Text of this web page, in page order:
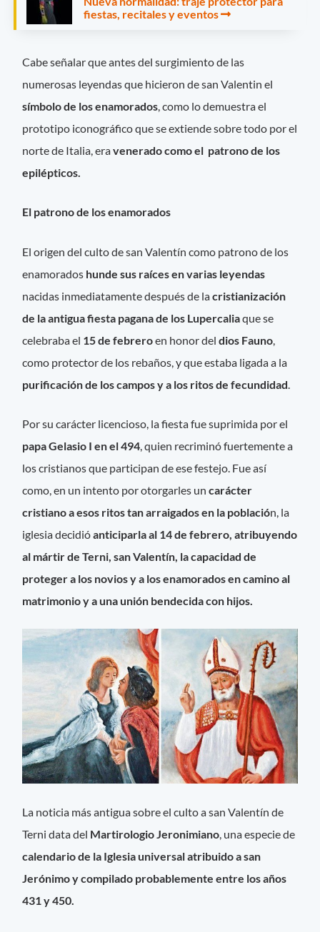
fiestas, recitales y eventos
Cabe señalar que antes del surgimiento de las
numerosas leyendas que hicieron de san Valentin el
símbolo de los enamorados, como lo demuestra el
prototipo iconográfico que se extiende sobre todo por el
norte de Italia, eravenerado como el patrono de los
epilépticos.
El patrono de los enamorados
El origen del culto de san Valentín como patrono de los
enamorados hunde sus raíces en varias leyendas
nacidas inmediatamente después de lacristianización
de la antigua fiesta pagana de los Lupercaliaque se
celebraba el 15 de febreroen honor deldios Fauno
como protector de los rebaños, y que estaba ligada a la
purificación de los campos y a los ritos de fecundidad
Por su carácter licencioso, la fiesta fue suprimida por el
papa Gelasio I en el 494 , quien recriminó fuertemente a
los cristianos que participan de ese festejo. Fue así
como, en un intento por otorgarles uncarácter
cristiano a esos ritos tan arraigados en la población, la
iglesia decidióanticiparla al 14 de febrero, atribuyendo
al mártir de Terni, san Valentín, la capacidad de
proteger a los novios y a los enamorados en camino al
matrimonio y a una unión bendecida con hijos.
La noticia más antigua sobre el culto a san Valentín de
Terni data del Martirologio Jeronimiano, una especie de
calendario de la Iglesia universal atribuido a san
Jerónimo y compilado probablemente entre los años
431 y 450.